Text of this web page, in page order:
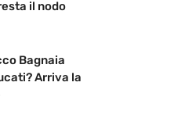
il nodo
Bagnaia
Arriva la